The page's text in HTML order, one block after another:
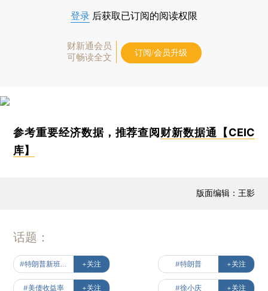
登录 后获取已订阅的阅读权限
财新通会员
可畅读全文
订阅/会员升级
参考重要经济数据，推荐查阅 财新数据通【CEIC
库】
版面编辑：王影
话题：
+关注 #特朗普 +关注
#美债收益率 +关注 #徐小庆 +关注